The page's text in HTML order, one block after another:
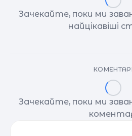
Зачекайте, поки ми
найцікавіші
КОМЕНТАРІ
Зачекайте, поки ми